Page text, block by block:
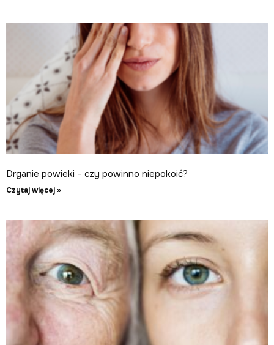
Drganie powieki – czy powinno niepokoić?
Czytaj więcej »